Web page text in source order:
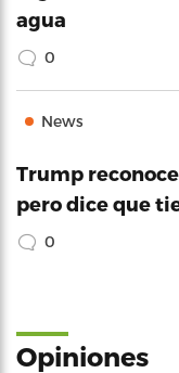
agua
0
News
Trump
pero dice que
0
Opiniones